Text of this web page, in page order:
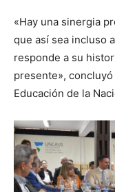
«Hay una sinergia
que así sea incluso
responde a su
presente»,
Educación de la